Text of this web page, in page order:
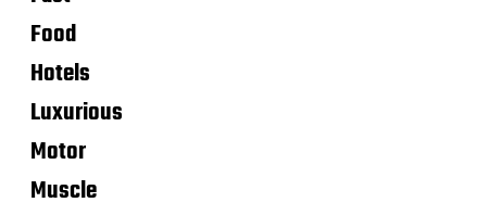
Food
Hotels
Luxurious
Motor
Muscle